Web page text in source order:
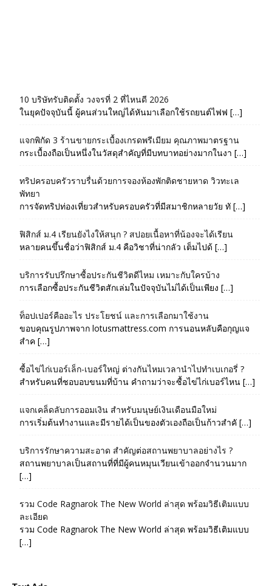
10 บริษัทรับติดตั้ง วงจรที่ 2 ที่ไหนดี 2026
ในยุคปัจจุบันนี้ ผู้คนส่วนใหญ่ได้หันมาเลือกใช้รถยนต์ไฟฟ […]
แจกพิกัด 3 ร้านขายกระเบื้องเกรดพรีเมียม คุณภาพมาตรฐาน
กระเบื้องถือเป็นหนึ่งในวัสดุสำคัญที่มีบทบาทอย่างมากในงา […]
ทริปครอบครัวราบรื่นด้วยการจองห้องพักติดชายหาด วิวทะเล
พัทยา
การจัดทริปท่องเที่ยวสำหรับครอบครัวที่มีสมาชิกหลายวัย ทั […]
ฟิสิกส์ ม.4 เรียนยังไงให้สนุก ? สปอยเนื้อหาที่น้องจะได้เรียน
หลายคนขึ้นชื่อว่าฟิสิกส์ ม.4 คือวิชาที่น่ากลัว เต็มไปด้ […]
บริการรับปรึกษาซื้อประกันชีวิตดีไหม เหมาะกับใครบ้าง
การเลือกซื้อประกันชีวิตสักเล่มในปัจจุบันไม่ได้เป็นเพียง […]
ท็อปเปอร์คืออะไร ประโยชน์ และการเลือกมาใช้งาน
ขอบคุณรูปภาพจาก lotusmattress.com การนอนหลับคือกุญแจ
สำค […]
ซื้อไข่ไก่เบอร์เล็ก-เบอร์ใหญ่ ต่างกันไหมเวลานำไปทำเบเกอรี่ ?
สำหรับคนที่ชอบอบขนมที่บ้าน คำถามว่าจะซื้อไข่ไก่เบอร์ไหน […]
แจกเคล็ดลับการออมเงิน สำหรับมนุษย์เงินเดือนมือใหม่
การเริ่มต้นทำงานและมีรายได้เป็นของตัวเองถือเป็นก้าวสำคั […]
บริการรักษาความสะอาด สำคัญต่อสถานพยาบาลอย่างไร ?
สถานพยาบาลเป็นสถานที่ที่มีผู้คนหมุนเวียนเข้าออกจำนวนมาก
[…]
รวม Code Ragnarok The New World ล่าสุด พร้อมวิธีเติมแบบ
ละเอียด
รวม Code Ragnarok The New World ล่าสุด พร้อมวิธีเติมแบบ
[…]